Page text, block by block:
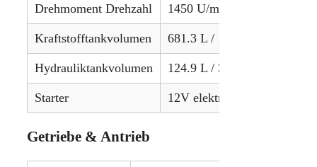
Drehmoment Drehzahl 1450 U/min
Kraftstofftankvolumen 681.3 L / 180 gal
Hydrauliktankvolumen 124.9 L / 33 gal
Starter 12V elektrisch
Getriebe & Antrieb